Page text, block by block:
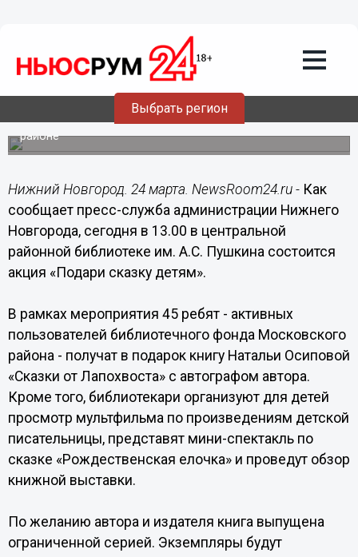
Выбрать регион
24.03.201409:29
Книгу сказок от Лапохвоста подарят 45
юным нижегородцам
Акция «Подари сказку детям» состоится в Московском
районе
Нижний Новгород. 24 марта. NewsRoom24.ru - Как
сообщает пресс-служба администрации Нижнего
Новгорода, сегодня в 13.00 в центральной
районной библиотеке им. А.С. Пушкина состоится
акция «Подари сказку детям».
В рамках мероприятия 45 ребят - активных
пользователей библиотечного фонда Московского
района - получат в подарок книгу Натальи Осиповой
«Сказки от Лапохвоста» с автографом автора.
Кроме того, библиотекари организуют для детей
просмотр мультфильма по произведениям детской
писательницы, представят мини-спектакль по
сказке «Рождественская елочка» и проведут обзор
книжной выставки.
По желанию автора и издателя книга выпущена
ограниченной серией. Экземпляры будут